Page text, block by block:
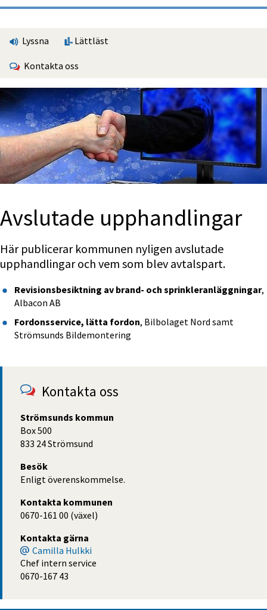
Lyssna Lättläst
Kontakta oss
Avslutade upphandlingar
Här publicerar kommunen nyligen avslutade
upphandlingar och vem som blev avtalspart.
Revisionsbesiktning av brand- och sprinkleranläggningar,
Albacon AB
Fordonsservice, lätta fordon, Bilbolaget Nord samt
Strömsunds Bildemontering
Kontakta oss
Strömsunds kommun
Box 500
833 24 Strömsund
Besök
Enligt överenskommelse.
Kontakta kommunen
0670-161 00 (växel)
Kontakta gärna
Camilla Hulkki
Chef intern service
0670-167 43